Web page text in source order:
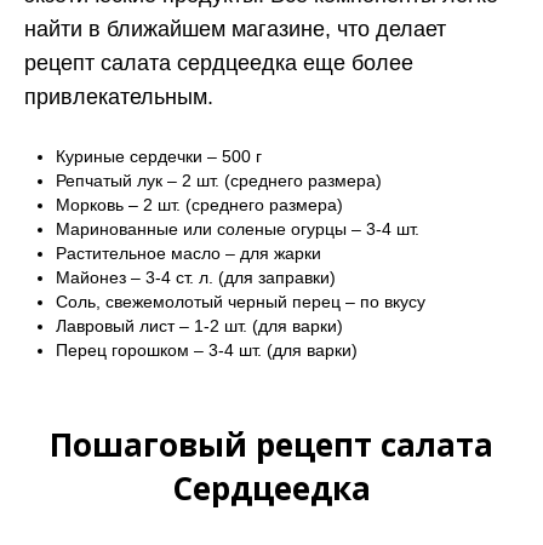
найти в ближайшем магазине, что делает
рецепт салата сердцеедка еще более
привлекательным.
Куриные сердечки – 500 г
Репчатый лук – 2 шт. (среднего размера)
Морковь – 2 шт. (среднего размера)
Маринованные или соленые огурцы – 3-4 шт.
Растительное масло – для жарки
Майонез – 3-4 ст. л. (для заправки)
Соль, свежемолотый черный перец – по вкусу
Лавровый лист – 1-2 шт. (для варки)
Перец горошком – 3-4 шт. (для варки)
Пошаговый рецепт салата
Сердцеедка